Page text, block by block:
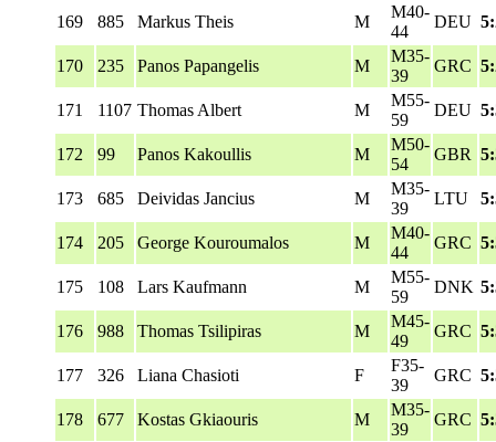
169 885 Markus Theis M
M40-
44
DEU
170 235 Panos Papangelis M
M35-
39
GRC
171 1107 Thomas Albert M
M55-
59
DEU
172 99 Panos Kakoullis M
M50-
54
GBR
173 685 Deividas Jancius M
M35-
39
LTU
174 205 George Kouroumalos M
M40-
44
GRC
175 108 Lars Kaufmann M
M55-
59
DNK
176 988 Thomas Tsilipiras M
M45-
49
GRC
177 326 Liana Chasioti F
F35-
39
GRC
178 677 Kostas Gkiaouris M
M35-
39
GRC